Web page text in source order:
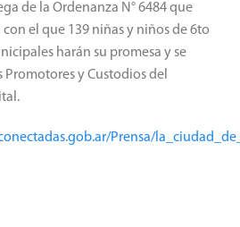
de la Ordenanza N° 6484 que
el que 139 niñas y niños de 6to
harán su promesa y se
y Custodios del
Prensa/